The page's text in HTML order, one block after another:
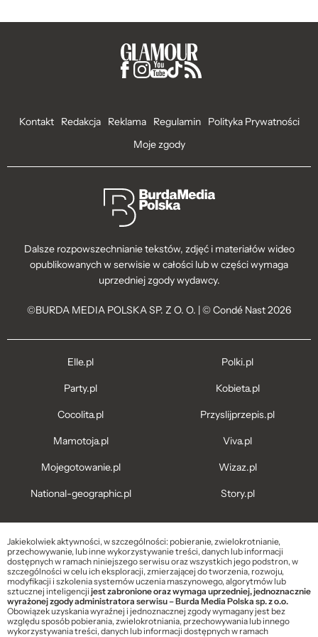
Kontakt Redakcja Reklama Regulamin
Polityka Prywatności
Moje zgody
Dalsze rozpowszechnianie tekstów, zdjęć i materiałów wideo
opublikowanych w serwisie w całości lub w części wymaga
uprzedniej zgody wydawcy.
©BURDA MEDIA POLSKA SP. Z O. O. | © Condé Nast 2026
Elle.pl
Party.pl
Cocolita.pl
Mamotoja.pl
Mojegotowanie.pl
National-geographic.pl
Polki.pl
Kobieta.pl
Przyslijprzepis.pl
Viva.pl
Wizaz.pl
Story.pl
Jakiekolwiek aktywności, w szczególności: pobieranie, zwielokrotnianie,
przechowywanie, lub inne wykorzystywanie treści, danych lub informacji
dostępnych w ramach niniejszego serwisu oraz wszystkich jego podstron, w
szczególności w celu ich eksploracji, zmierzającej do tworzenia, rozwoju,
modyfikacji i szkolenia systemów uczenia maszynowego, algorytmów lub
sztucznej inteligencjijest zabronione oraz wymaga uprzedniej, jednoznacznie
wyrażonej zgody administratora serwisu – Burda Media Polska sp. z o.o.
Obowiązek uzyskania wyraźnej i jednoznacznej zgody wymagany jest bez
względu sposób pobierania, zwielokrotniania, przechowywania lub innego
wykorzystywania treści, danych lub informacji dostępnych w ramach